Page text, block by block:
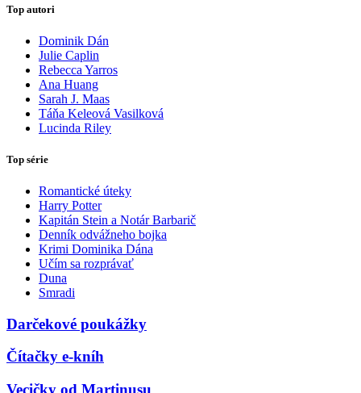
Top autori
Dominik Dán
Julie Caplin
Rebecca Yarros
Ana Huang
Sarah J. Maas
Táňa Keleová Vasilková
Lucinda Riley
Top série
Romantické úteky
Harry Potter
Kapitán Stein a Notár Barbarič
Denník odvážneho bojka
Krimi Dominika Dána
Učím sa rozprávať
Duna
Smradi
Darčekové poukážky
Čítačky e-kníh
Vecičky od Martinusu